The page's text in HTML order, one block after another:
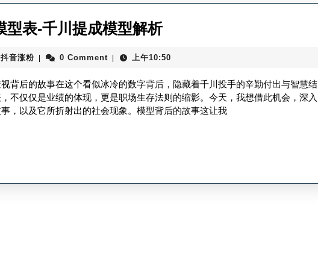
型表-千川提成模型解析千
投
手
提
成
抖音涨粉抖
涨
粉
0 Comment 上午10:50
背后的故事在这个看似冰冷的数字背后，隐藏着千川投手的辛勤付出与智慧结
不仅仅是业绩的体现，更是职场生存法则的缩影。今天，我想借此机会，深入
，以及它所折射出的社会现象。模型背后的故事这让我